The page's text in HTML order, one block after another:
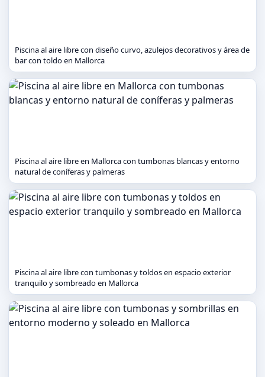
Piscina al aire libre con diseño curvo, azulejos decorativos y área de
bar con toldo en Mallorca
Piscina al aire libre en Mallorca con tumbonas blancas y entorno
natural de coníferas y palmeras
Piscina al aire libre con tumbonas y toldos en espacio exterior
tranquilo y sombreado en Mallorca